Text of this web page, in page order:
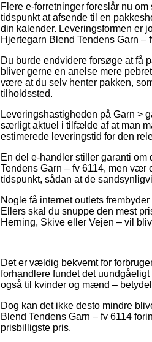
Flere e-forretninger foreslår nu
tidspunkt at afsende til en
din kalender. Leveringsformen er
Hjertegarn Blend Tendens Garn –
Du burde endvidere forsøge at få
bliver gerne en anelse mere
være at du selv henter pakken,
tilholdssted.
Leveringshastigheden på Garn >
særligt aktuel i tilfælde af at man
estimerede leveringstid for den
En del e-handler stiller garanti
Tendens Garn – fv 6114, men vær
tidspunkt, sådan at de
Nogle få internet outlets
Ellers skal du snuppe den mest
Herning, Skive eller Vejen – vil
Det er vældig bekvemt for
forhandlere fundet det
også til kvinder og mænd –
Dog kan det ikke desto mindre
Blend Tendens Garn – fv 6114
prisbilligste pris.